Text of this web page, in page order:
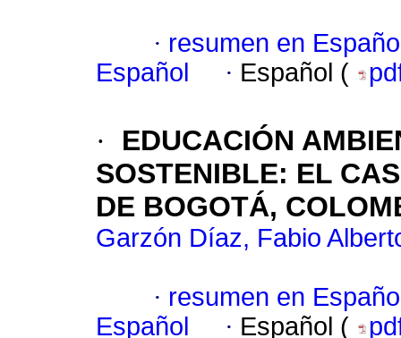
· resumen en
Español
· Español (
·
EDUCACIÓN
SOSTENIBLE: EL
DE BOGOTÁ,
Garzón Díaz, Fabio
· resumen en
Español
· Español (